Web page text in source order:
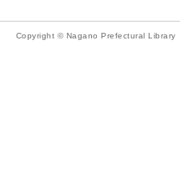
Copyright © Nagano Prefectural Library